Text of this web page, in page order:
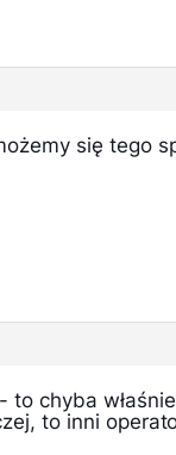
się tego
to chyba
to inni